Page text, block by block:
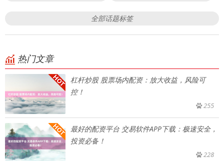
全部话题标签
热门文章
杠杆炒股 股票场内配资：放大收益，风险可
控！
255
最好的配资平台 交易软件APP下载：极速安全，
投资必备！
228